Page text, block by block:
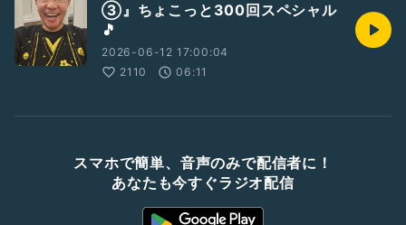
③』ちょこっと300回スペシャル
🎵
2026-06-12 17:00:04
2110
06:11
スマホで簡単、音声のみで配信者に！
あなたも今すぐラジオ配信